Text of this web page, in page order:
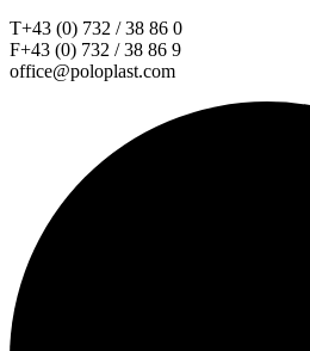
T+43 (0) 732 / 38 86 0
F+43 (0) 732 / 38 86 9
office@poloplast.com